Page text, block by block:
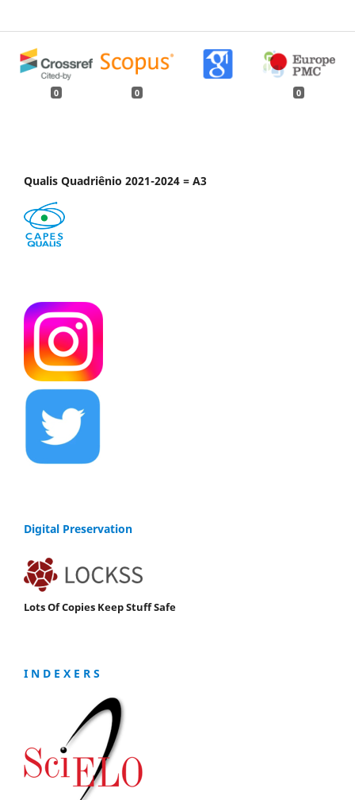
0 0 0
Qualis Quadriênio 2021-2024 = A3
Digital Preservation
Lots Of Copies Keep Stuff Safe
I N D E X E R S